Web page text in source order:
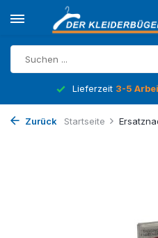
Lieferzeit 3-5
Zurück Startseite